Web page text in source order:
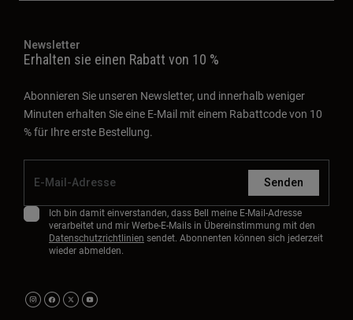
Newsletter
Erhalten sie einen Rabatt von 10 %
Abonnieren Sie unseren Newsletter, und innerhalb weniger
Minuten erhalten Sie eine E-Mail mit einem Rabattcode von 10
% für Ihre erste Bestellung.
Senden
Ich bin damit einverstanden, dass Bell meine E-Mail-Adresse
verarbeitet und mir Werbe-E-Mails in Übereinstimmung mit den
Datenschutzrichtlinien sendet. Abonnenten können sich jederzeit
wieder abmelden.